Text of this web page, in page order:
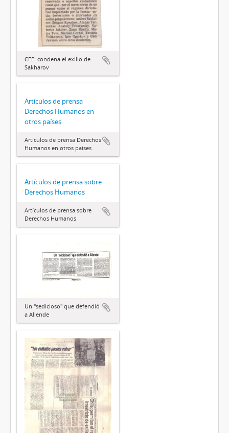
CEE: condena el exilio de
Sakharov
Artículos de prensa
Derechos Humanos en
otros países
Artículos de prensa Derechos
Humanos en otros países
Artículos de prensa sobre
Derechos Humanos
Artículos de prensa sobre
Derechos Humanos
Un "sedicioso" que defendió
a Allende